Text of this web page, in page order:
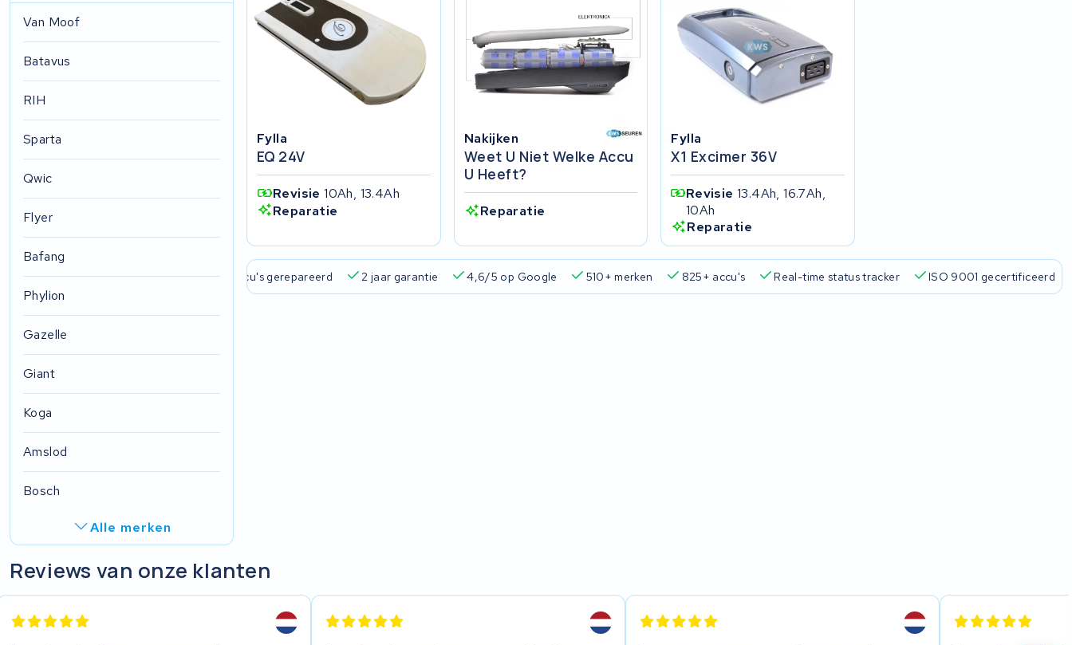
Van Moof
Batavus
RIH
Sparta
Qwic
Flyer
Bafang
Phylion
Gazelle
Giant
Koga
Amslod
Bosch
Alle merken
R.A.T. Holland
Fylla
EQ 24V
Revisie10Ah, 13.4Ah
Reparatie
Nakijken
Weet U Niet Welke Accu
U Heeft?
Reparatie
Fylla
X1 Excimer 36V
Revisie13.4Ah, 16.7Ah,
10Ah
Reparatie
Gratis verzending en ophaalservice 45.000+ accu's gerepareerd 2 jaar garantie 4,6/5 op Google 510+ merken 825+ accu's
Reviews van onze klanten